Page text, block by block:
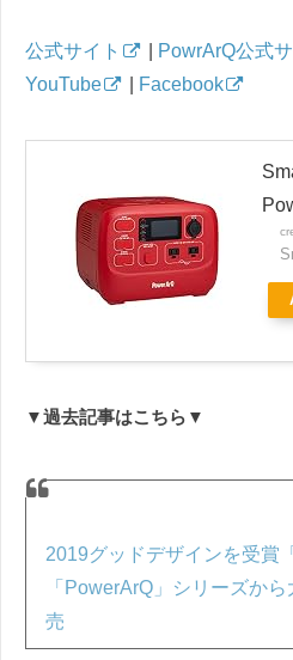
公式サイト PowrArQ公式
YouTube
Facebook
▼過去記事はこちら▼
2019グッドデザインを受賞
「PowerArQ」シリーズか
売